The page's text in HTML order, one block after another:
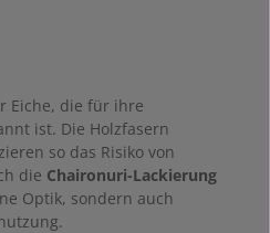
Eiche, die für ihre
ist. Die Holzfasern
so das Risiko von
die Chaironuri-Lackierung
Optik, sondern auch